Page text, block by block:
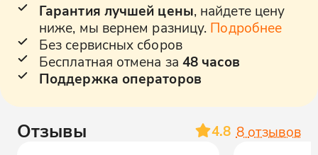
Гарантия лучшей цены, найдете цену
ниже, мы вернем разницу. Подробнее
Без сервисных сборов
Бесплатная отмена за 48 часов
Поддержка операторов
Отзывы 4.8 8 отзывов